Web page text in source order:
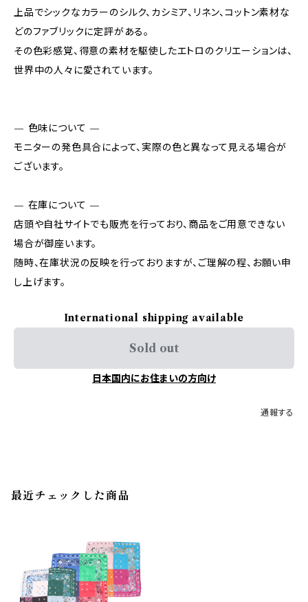
上品でシックなカラーのシルク、カシミア、リネン、コットン素材な
どのファブリックに定評がある。
その色彩感覚、得意の素材を駆使したエトロのクリエーションは、
世界中の人々に愛されています。
— 色味について —
モニターの発色具合によって、実際の色と異なって見える場合が
ございます。
— 在庫について —
店頭や自社サイトでも販売を行っており、商品をご用意できない
場合が御座います。
随時、在庫状況の反映を行っておりますが、ご理解の程、お願い申
し上げます。
International shipping available
Sold out
日本国内にお住まいの方向け
通報する
最近チェックした商品